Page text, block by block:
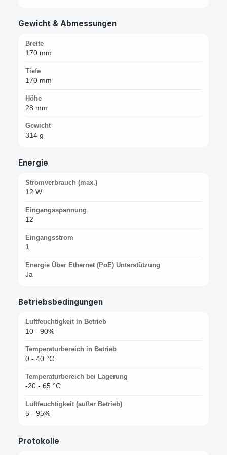
Gewicht & Abmessungen
Breite
170 mm
Tiefe
170 mm
Höhe
28 mm
Gewicht
314 g
Energie
Stromverbrauch (max.)
12 W
Eingangsspannung
12
Eingangsstrom
1
Energie Über Ethernet (PoE) Unterstützung
Ja
Betriebsbedingungen
Luftfeuchtigkeit in Betrieb
10 - 90%
Temperaturbereich in Betrieb
0 - 40 °C
Temperaturbereich bei Lagerung
-20 - 65 °C
Luftfeuchtigkeit (außer Betrieb)
5 - 95%
Protokolle